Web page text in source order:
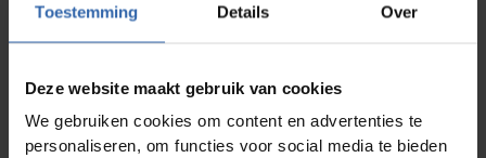
Toestemming Details Over
Deze website maakt gebruik van cookies
We gebruiken cookies om content en advertenties te
personaliseren, om functies voor social media te bieden
we denken dat iemand drijft. We projecteren onze
eigen waarden op de ander: